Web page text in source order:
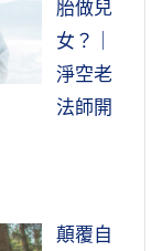
胎做兒
女？｜
淨空老
法師開
顛覆自